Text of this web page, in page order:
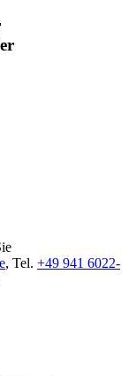
, Tel. +49 941 6022-